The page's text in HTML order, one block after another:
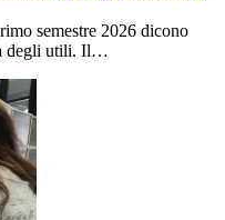
semestre 2026 dicono
degli utili. Il…